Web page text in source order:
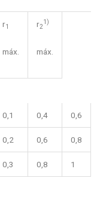
r1
máx.
r2
1)
máx.
0,1 0,4 0,6
0,2 0,6 0,8
0,3 0,8 1